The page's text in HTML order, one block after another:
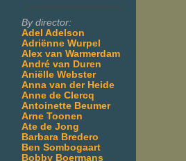
By director:
Adel Adelson
Adriënne Wurpel
Alex van Warmerdam
André van Duren
Aniëlle Webster
Anna van der Heide
Anne de Clercq
Antoinette Beumer
Arne Toonen
Ate de Jong
Barbara Bredero
Ben Sombogaart
Bobby Boermans